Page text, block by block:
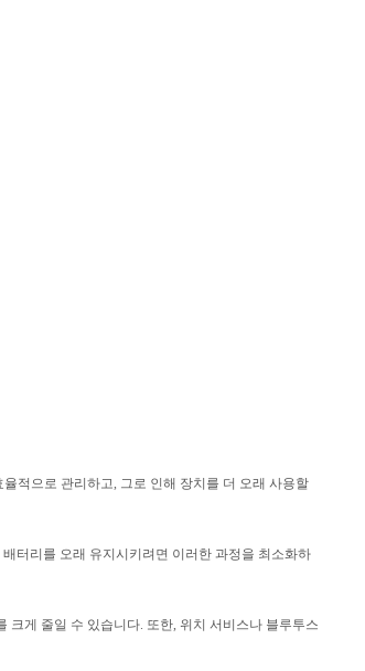
적으로 관리하고, 그로 인해 장치를 더 오래 사용할
터리를 오래 유지시키려면 이러한 과정을 최소화하
크게 줄일 수 있습니다. 또한, 위치 서비스나 블루투스